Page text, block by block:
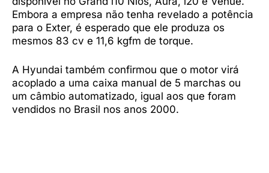
Embora a empresa não tenha revelado a potência
para o Exter, é esperado que ele produza os
mesmos 83 cv e 11,6 kgfm de torque.
A Hyundai também confirmou que o motor virá
acoplado a uma caixa manual de 5 marchas ou
um câmbio automatizado, igual aos que foram
vendidos no Brasil nos anos 2000.